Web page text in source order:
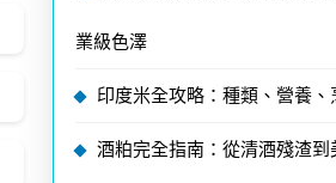
業級色澤
印度米全攻略：種類、營養
酒粕完全指南：從清酒殘渣到